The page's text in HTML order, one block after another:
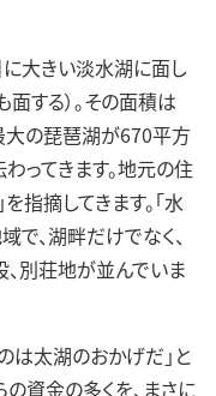
大きい淡水湖に面し
する）。その面積は
大の琵琶湖が670平方
ってきます。地元の住
指摘してきます。「水
、湖畔だけでなく、
、別荘地が並んでいま
は太湖のおかげだ」と
資金の多くを、まさに